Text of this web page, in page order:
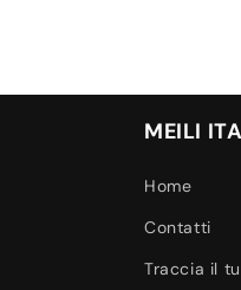
MEILI
Home
Contatti
Traccia il